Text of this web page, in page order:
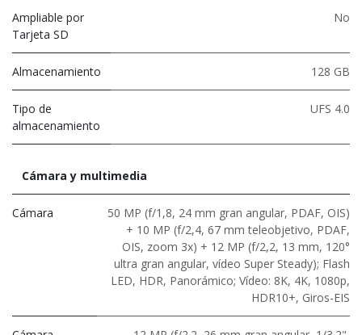
Ampliable por
Tarjeta SD
No
Almacenamiento 128 GB
Tipo de
almacenamiento
UFS 4.0
Cámara y multimedia
Cámara
50 MP (f/1,8, 24 mm gran angular, PDAF, OIS)
+ 10 MP (f/2,4, 67 mm teleobjetivo, PDAF,
OIS, zoom 3x) + 12 MP (f/2,2, 13 mm, 120°
ultra gran angular, vídeo Super Steady); Flash
LED, HDR, Panorámico; Vídeo: 8K, 4K, 1080p,
HDR10+, Giros-EIS